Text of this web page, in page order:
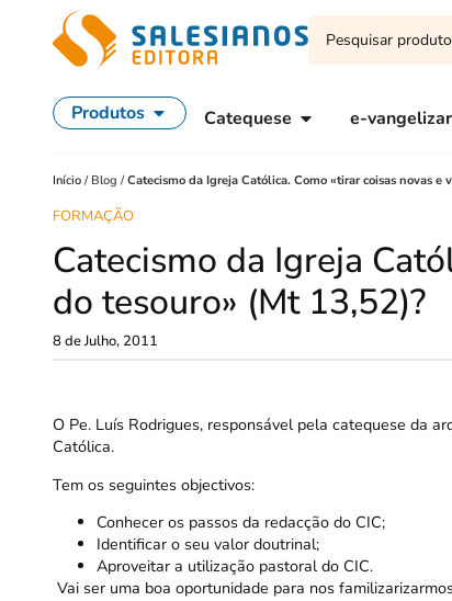
Produtos Catequese e-
Início / Blog /Catecismo da Igreja Católica. Como «tirar coisas novas e
FORMAÇÃO
Catecismo da Igreja
do tesouro» (Mt 13,52)?
8 de Julho, 2011
O Pe. Luís Rodrigues, responsável pela catequese da
Católica.
Tem os seguintes objectivos:
Conhecer os passos da redacção do CIC;
Identificar o seu valor doutrinal;
Aproveitar a utilização pastoral do CIC.
Vai ser uma boa oportunidade para nos